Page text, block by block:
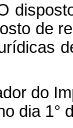
de
do
dia 1°